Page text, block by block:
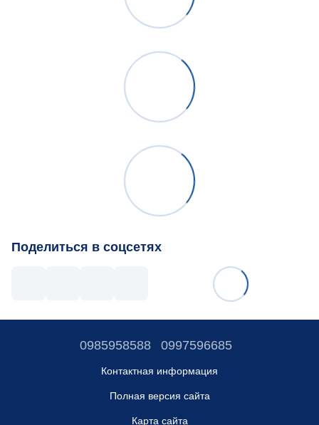
Поделиться в соцсетях
0985958588 0997596685
Контактная информация
Полная версия сайта
Карта сайта